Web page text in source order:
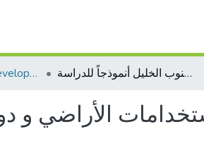
Sustainable Rural Development التنمية الريفية المستدامة تخطيط استخدامات الأراضي و دوره التنموي من وجهة نظر المؤسسات ذات العلاقة : ريف دورا جنوب الخليل أنموذجاً للدراسة
الأراضي و